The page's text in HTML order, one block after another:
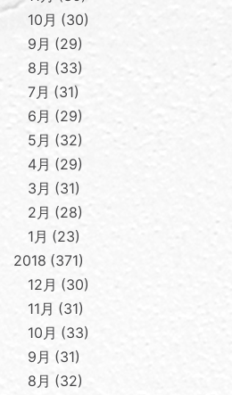
10月
30
9月
29
8月
33
7月
31
6月
29
5月
32
4月
29
3月
31
2月
28
1月
23
2018 371
12月
30
11月
31
10月
33
9月
31
8月
32